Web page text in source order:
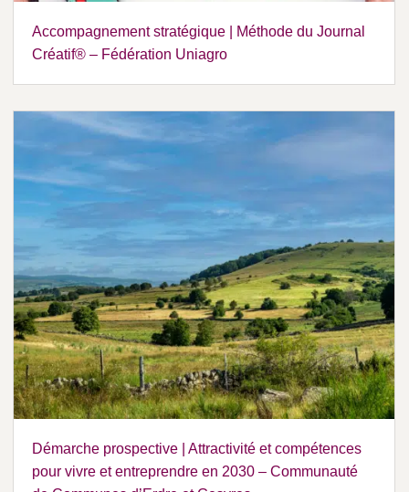
Accompagnement stratégique | Méthode du Journal
Créatif® – Fédération Uniagro
Démarche prospective | Attractivité et compétences
pour vivre et entreprendre en 2030 – Communauté